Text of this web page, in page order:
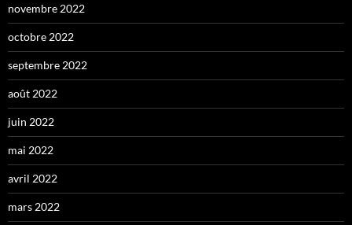
novembre 2022
octobre 2022
septembre 2022
août 2022
juin 2022
mai 2022
avril 2022
mars 2022